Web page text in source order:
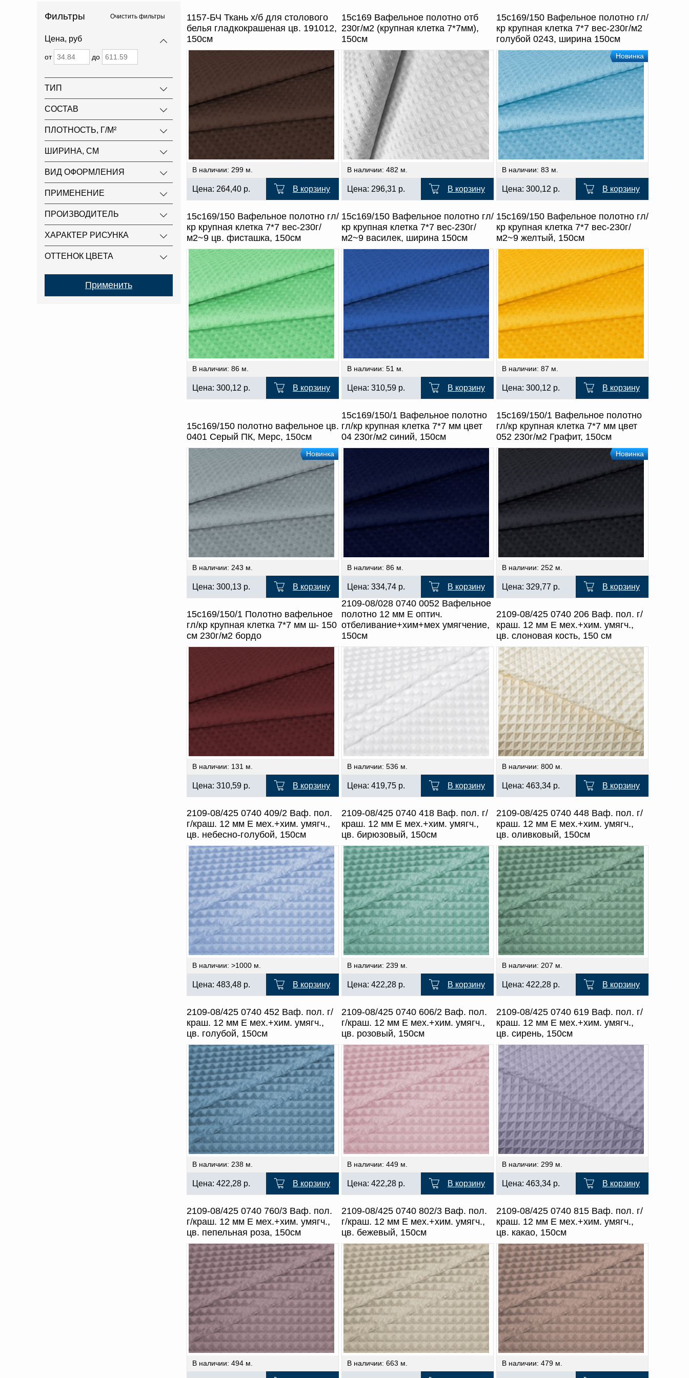
Фильтры Очистить фильтры
Цена, руб
от до
ТИП
СОСТАВ
ПЛОТНОСТЬ, Г/М²
ШИРИНА, СМ
ВИД ОФОРМЛЕНИЯ
ПРИМЕНЕНИЕ
ПРОИЗВОДИТЕЛЬ
ХАРАКТЕР РИСУНКА
ОТТЕНОК ЦВЕТА
1157-БЧ Ткань х/б для столового
белья гладкокрашеная цв. 191012,
150см
В наличии: 299 м.
Цена: 264,40 р. В корзину
15с169 Вафельное полотно отб
230г/м2 (крупная клетка 7*7мм),
150см
В наличии: 482 м.
Цена: 296,31 р. В корзину
15с169/150 Вафельное полотно гл/
кр крупная клетка 7*7 вес-230г/м2
голубой 0243, ширина 150см
Новинка
В наличии: 83 м.
Цена: 300,12 р. В корзину
15с169/150 Вафельное полотно гл/
кр крупная клетка 7*7 вес-230г/
м2~9 цв. фисташка, 150см
В наличии: 86 м.
Цена: 300,12 р. В корзину
15с169/150 Вафельное полотно гл/
кр крупная клетка 7*7 вес-230г/
м2~9 василек, ширина 150см
В наличии: 51 м.
Цена: 310,59 р. В корзину
15с169/150 Вафельное полотно гл/
кр крупная клетка 7*7 вес-230г/
м2~9 желтый, 150см
В наличии: 87 м.
Цена: 300,12 р. В корзину
15с169/150 полотно вафельное цв.
0401 Серый ПК, Мерс, 150см
Новинка
В наличии: 243 м.
Цена: 300,13 р. В корзину
15с169/150/1 Вафельное полотно
гл/кр крупная клетка 7*7 мм цвет
04 230г/м2 синий, 150см
В наличии: 86 м.
Цена: 334,74 р. В корзину
15с169/150/1 Вафельное полотно
гл/кр крупная клетка 7*7 мм цвет
052 230г/м2 Графит, 150см
Новинка
В наличии: 252 м.
Цена: 329,77 р. В корзину
15с169/150/1 Полотно вафельное
гл/кр крупная клетка 7*7 мм ш- 150
см 230г/м2 бордо
В наличии: 131 м.
Цена: 310,59 р. В корзину
2109-08/028 0740 0052 Вафельное
полотно 12 мм Е оптич.
отбеливание+хим+мех умягчение,
150см
В наличии: 536 м.
Цена: 419,75 р. В корзину
2109-08/425 0740 206 Ваф. пол. г/
краш. 12 мм Е мех.+хим. умягч.,
цв. слоновая кость, 150 см
В наличии: 800 м.
Цена: 463,34 р. В корзину
2109-08/425 0740 409/2 Ваф. пол.
г/краш. 12 мм Е мех.+хим. умягч.,
цв. небесно-голубой, 150см
В наличии: >1000 м.
Цена: 483,48 р. В корзину
2109-08/425 0740 418 Ваф. пол. г/
краш. 12 мм Е мех.+хим. умягч.,
цв. бирюзовый, 150см
В наличии: 239 м.
Цена: 422,28 р. В корзину
2109-08/425 0740 448 Ваф. пол. г/
краш. 12 мм Е мех.+хим. умягч.,
цв. оливковый, 150см
В наличии: 207 м.
Цена: 422,28 р. В корзину
2109-08/425 0740 452 Ваф. пол. г/
краш. 12 мм Е мех.+хим. умягч.,
цв. голубой, 150см
В наличии: 238 м.
Цена: 422,28 р. В корзину
2109-08/425 0740 606/2 Ваф. пол.
г/краш. 12 мм Е мех.+хим. умягч.,
цв. розовый, 150см
В наличии: 449 м.
Цена: 422,28 р. В корзину
2109-08/425 0740 619 Ваф. пол. г/
краш. 12 мм Е мех.+хим. умягч.,
цв. сирень, 150см
В наличии: 299 м.
Цена: 463,34 р. В корзину
2109-08/425 0740 760/3 Ваф. пол.
г/краш. 12 мм Е мех.+хим. умягч.,
цв. пепельная роза, 150см
В наличии: 494 м.
2109-08/425 0740 802/3 Ваф. пол.
г/краш. 12 мм Е мех.+хим. умягч.,
цв. бежевый, 150см
В наличии: 663 м.
2109-08/425 0740 815 Ваф. пол. г/
краш. 12 мм Е мех.+хим. умягч.,
цв. какао, 150см
В наличии: 479 м.